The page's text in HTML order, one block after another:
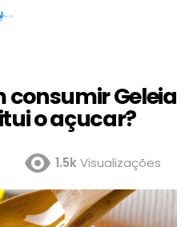
consumir Geleia
o açucar?
1.5kVisualizações